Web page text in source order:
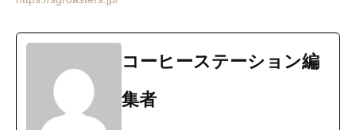
コーヒーステーション編
集者